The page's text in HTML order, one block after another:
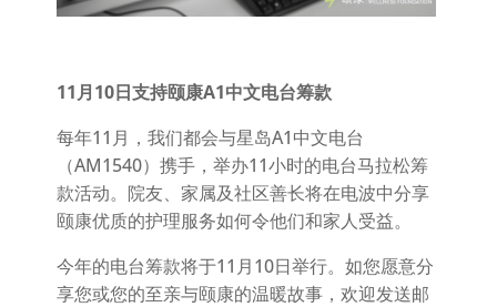
11月10日支持颐康A1中文电台筹款
每年11月，我们都会与星岛A1中文电台
（AM1540）携手，举办11小时的电台马拉松筹
款活动。院友、家属及社区善长将在电波中分享
颐康优质的护理服务如何令他们和家人受益。
今年的电台筹款将于11月10日举行。如您愿意分
享您或您的至亲与颐康的温暖故事，欢迎发送邮